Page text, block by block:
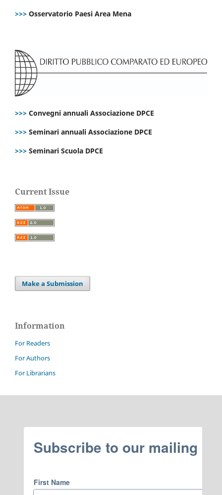
>>> Osservatorio Paesi Area Mena
>>> Convegni annuali Associazione DPCE
>>> Seminari annuali Associazione DPCE
>>> Seminari Scuola DPCE
Current Issue
Make a Submission
Information
For Readers
For Authors
For Librarians